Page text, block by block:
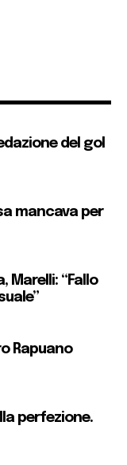
del gol
mancava per
Marelli: “Fallo
Rapuano
perfezione.